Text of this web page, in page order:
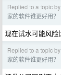
Replied to a topic
家的软件谁更好用？
现在试水可能风
Replied to a topic
家的软件谁更好用？